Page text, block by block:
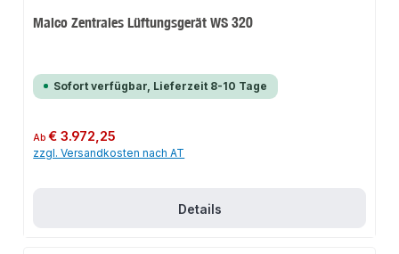
Maico Zentrales Lüftungsgerät WS 320
Sofort verfügbar, Lieferzeit 8-10 Tage
Regulärer Preis:
Ab€ 3.972,25
zzgl. Versandkosten nach AT
Details